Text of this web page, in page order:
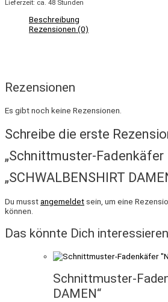
Lieferzeit: ca. 48 Stunden
Beschreibung
Rezensionen (0)
Rezensionen
Es gibt noch keine Rezensionen.
Schreibe die erste
„Schnittmuster-Fadenkäfer
„SCHWALBENSHIRT
Du musstangemeldet sein, um eine
können.
Das könnte Dich interessieren
Schnittmuster-
DAMEN“